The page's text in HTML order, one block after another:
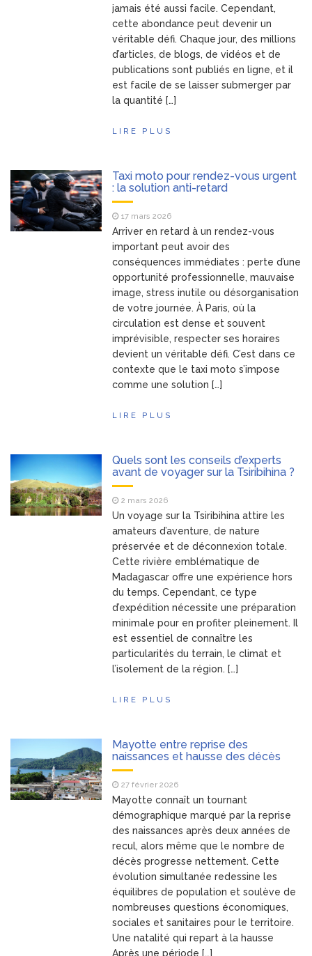
jamais été aussi facile. Cependant,
cette abondance peut devenir un
véritable défi. Chaque jour, des millions
d’articles, de blogs, de vidéos et de
publications sont publiés en ligne, et il
est facile de se laisser submerger par
la quantité […]
LIRE PLUS
Taxi moto pour rendez-vous urgent
: la solution anti-retard
17 mars 2026
Arriver en retard à un rendez-vous
important peut avoir des
conséquences immédiates : perte d’une
opportunité professionnelle, mauvaise
image, stress inutile ou désorganisation
de votre journée. À Paris, où la
circulation est dense et souvent
imprévisible, respecter ses horaires
devient un véritable défi. C’est dans ce
contexte que le taxi moto s’impose
comme une solution […]
LIRE PLUS
Quels sont les conseils d’experts
avant de voyager sur la Tsiribihina ?
2 mars 2026
Un voyage sur la Tsiribihina attire les
amateurs d’aventure, de nature
préservée et de déconnexion totale.
Cette rivière emblématique de
Madagascar offre une expérience hors
du temps. Cependant, ce type
d’expédition nécessite une préparation
minimale pour en profiter pleinement. Il
est essentiel de connaître les
particularités du terrain, le climat et
l’isolement de la région. […]
LIRE PLUS
Mayotte entre reprise des
naissances et hausse des décès
27 février 2026
Mayotte connaît un tournant
démographique marqué par la reprise
des naissances après deux années de
recul, alors même que le nombre de
décès progresse nettement. Cette
évolution simultanée redessine les
équilibres de population et soulève de
nombreuses questions économiques,
sociales et sanitaires pour le territoire.
Une natalité qui repart à la hausse
Après une période […]